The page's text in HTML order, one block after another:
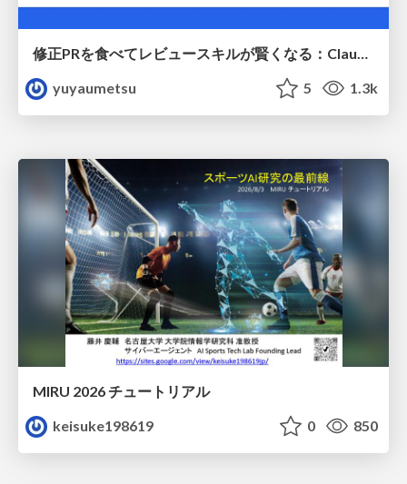
yuyaumetsu
5 1.3k
MIRU 2026 チュートリアル
keisuke198619
0 850